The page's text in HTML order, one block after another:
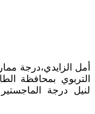
التربوي بمحافظة
لنيل درجة